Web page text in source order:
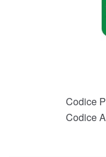
Codice
Codice